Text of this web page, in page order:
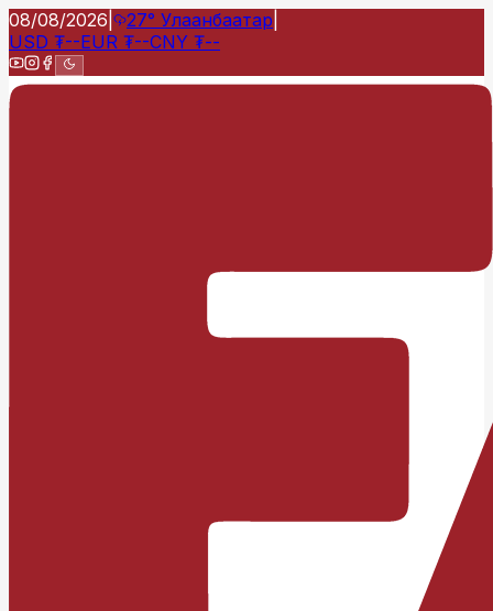
08/08/2026 27° Улаанбаатар
USD ₮--EUR ₮--CNY ₮--